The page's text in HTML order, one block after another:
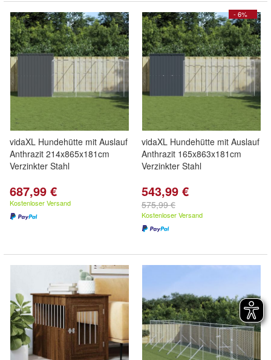
vidaXL Hundehütte mit Auslauf
Anthrazit 214x865x181cm
Verzinkter Stahl
687,99 €
Kostenloser Versand
- 6%
vidaXL Hundehütte mit Auslauf
Anthrazit 165x863x181cm
Verzinkter Stahl
543,99 €
575,99 €
Kostenloser Versand